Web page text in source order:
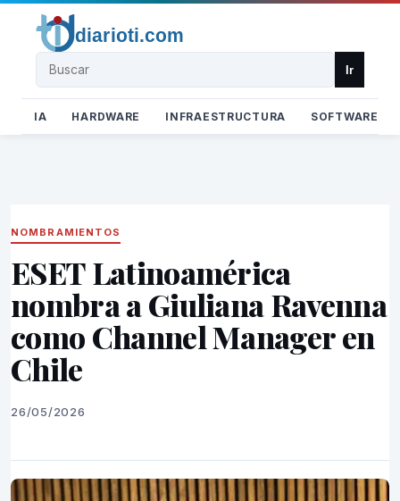
Buscar Ir
IA HARDWARE INFRAESTRUCTURA SOFTWARE
NOMBRAMIENTOS
ESET Latinoamérica
nombra a Giuliana Ravenna
como Channel Manager en
Chile
26/05/2026